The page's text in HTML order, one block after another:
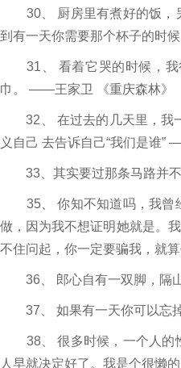
30、 厨房里有煮好的饭，另
到有一天你需要那个杯子的时
31、 看着它哭的时候，我
巾。 ——王家卫 《重庆森林》
32、 在过去的几天里，我一
义自己 去告诉自己“我们是谁”
33、其实要过那条马路并不
35、 你知不知道吗，我曾经
做，因为我不想证明她就是。
不住问起，你一定要骗我，就
36、 郎心自有一双脚，隔
37、 如果有一天你可以忘
38、 很多时候，一个人的性
人早就决定好了。我是个很懒